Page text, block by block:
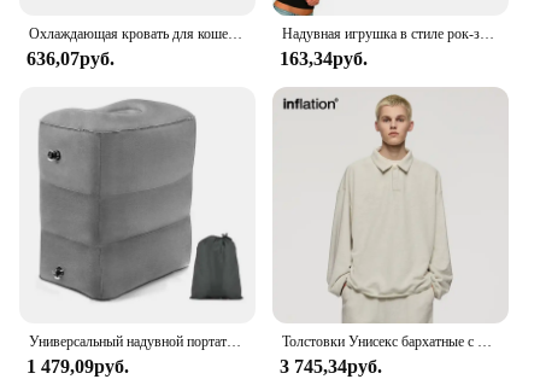
Охлаждающая кровать для кошек, летняя водная подушка для домашних животных, сенсорный водный игровой коврик для кошек, утолщенная надувная кровать для собак, подушка, аксессуары для домашних животных
636,07руб.
Надувная игрушка в стиле рок-звезда, надувная гитара, саксофон, надувной микрофон, мобильный телефон для 80-х, 90-х, тематический декор для дня рождения
163,34руб.
Универсальный надувной портативный планшетофон для сна, поезд, автобус, флокирующий материал, синий и серый цвета с сумкой
1 479,09руб.
Толстовки Унисекс бархатные с воротником-поло, 365 г/м2
3 745,34руб.